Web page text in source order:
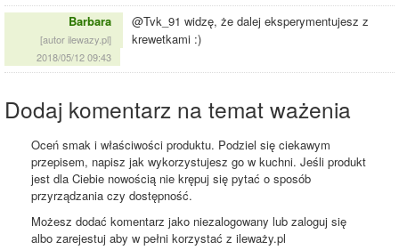
Barbara
[autor ilewazy.pl]
2018/05/12 09:43
@Tvk_91 widzę, że dalej eksperymentujesz z
krewetkami :)
Dodaj komentarz na temat ważenia
Oceń smak i właściwości produktu. Podziel się ciekawym
przepisem, napisz jak wykorzystujesz go w kuchni. Jeśli produkt
jest dla Ciebie nowością nie krępuj się pytać o sposób
przyrządzania czy dostępność.
Możesz dodać komentarz jako niezalogowany lub zaloguj się
albo zarejestuj aby w pełni korzystać z ileważy.pl